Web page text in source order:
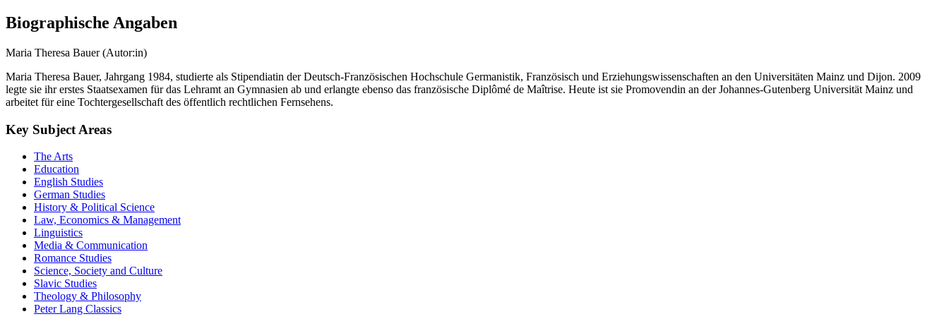
Biographische Angaben
Maria Theresa Bauer (Autor:in)
Maria Theresa Bauer, Jahrgang 1984, studierte als Stipendiatin der Deutsch-Französischen Hochschule Germanistik, Französisch und Erziehungswissenschaften an den Universitäten Mainz und Dijon. 2009
legte sie ihr erstes Staatsexamen für das Lehramt an Gymnasien ab und erlangte ebenso das französische Diplômé de Maîtrise. Heute ist sie Promovendin an der Johannes-Gutenberg Universität Mainz und
arbeitet für eine Tochtergesellschaft des öffentlich rechtlichen Fernsehens.
Key Subject Areas
The Arts
Education
English Studies
German Studies
History & Political Science
Law, Economics & Management
Linguistics
Media & Communication
Romance Studies
Science, Society and Culture
Slavic Studies
Theology & Philosophy
Peter Lang Classics